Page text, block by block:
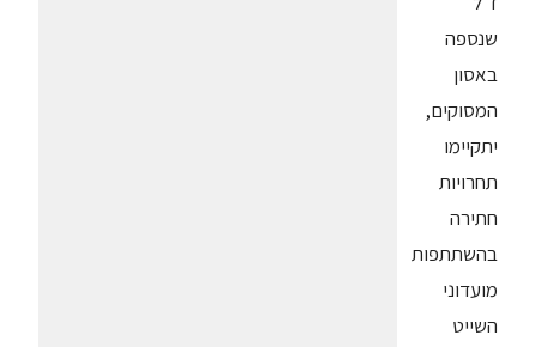
שנספה
באסון
המסוקים,
יתקיימו
תחרויות
חתירה
בהשתתפות
מועדוני
השייט